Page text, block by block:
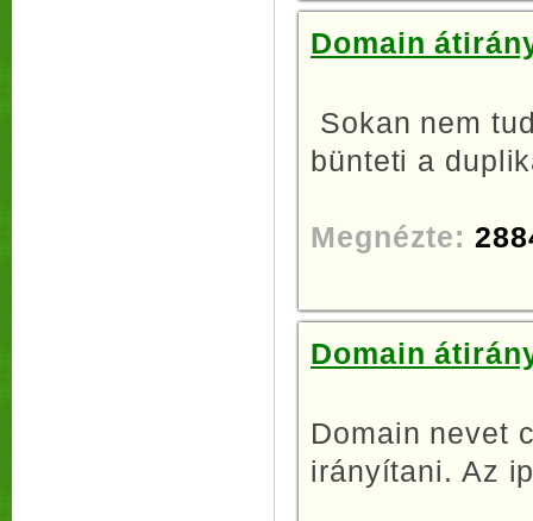
Domain
Sokan nem
bünteti a
Megnézte:
Domain
Domain nevet
irányítani. Az